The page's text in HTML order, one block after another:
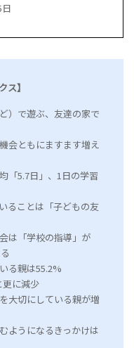
ス】
）で遊ぶ、友達の家で
会ともにますます増え
「5.7日」、1日の学習
ることは「子どもの友
は「学校の指導」が
る親は55.2%
に減少
大切にしている親が増
ようになるきっかけは